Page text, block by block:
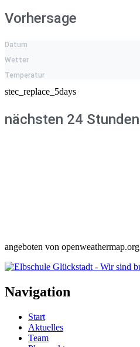
Vorhersage
Datum
Wetter
Temperatur
stec_replace_5days
nächsten 24 Stunden
angeboten von openweathermap.org
Navigation
Start
Aktuelles
Team